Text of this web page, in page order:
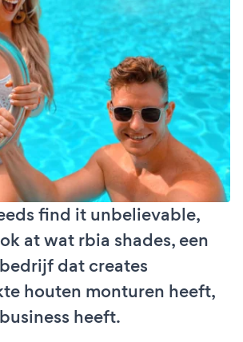
find it unbelievable,
at wat rbia shades, een
dat creates
houten monturen heeft,
heeft.